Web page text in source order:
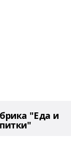
"Еда и